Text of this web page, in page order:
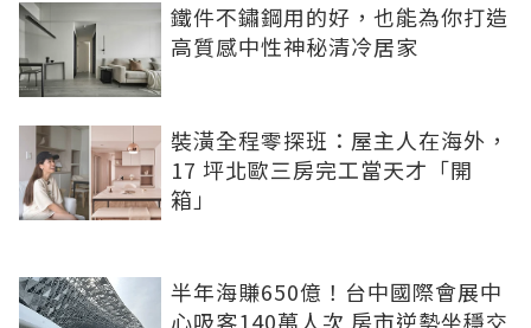
鐵件不鏽鋼用的好，也能為你打造
高質感中性神秘清冷居家
裝潢全程零探班：屋主人在海外，
17 坪北歐三房完工當天才「開
箱」
半年海賺650億！台中國際會展中
心吸客140萬人次 房市逆勢坐穩交